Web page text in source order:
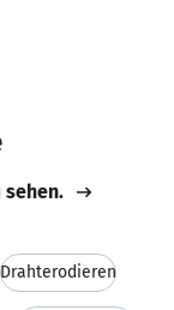
sehen.
Drahterodieren